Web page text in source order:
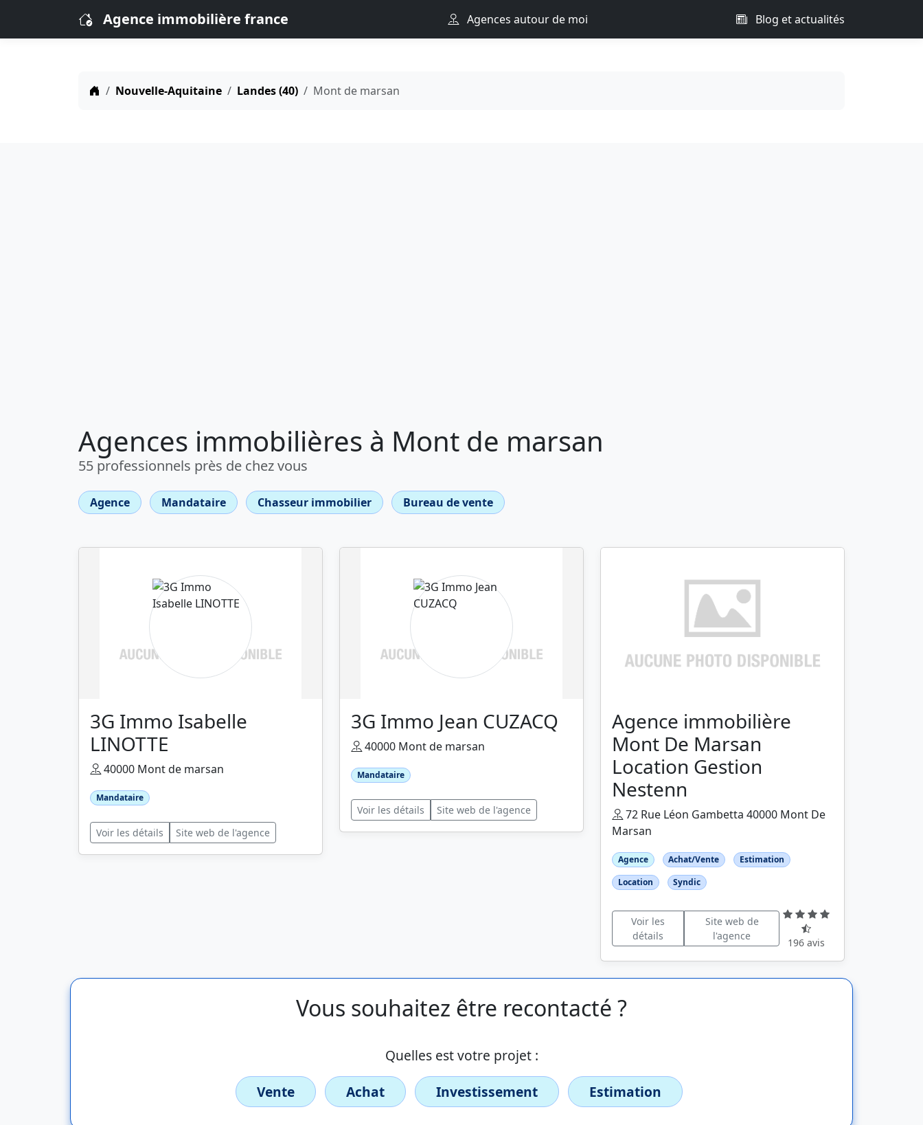
Agence immobilière france Agences autour de moi Blog et actualités
Nouvelle-Aquitaine Landes (40) Mont de marsan
Agences immobilières à Mont de marsan
55 professionnels près de chez vous
Agence Mandataire Chasseur immobilier Bureau de vente
3G Immo Isabelle
LINOTTE
40000 Mont de marsan
Mandataire
Voir les détails Site web de l'agence
3G Immo Jean CUZACQ
40000 Mont de marsan
Mandataire
Voir les détails Site web de l'agence
Agence immobilière
Mont De Marsan
Location Gestion
Nestenn
72 Rue Léon Gambetta 40000 Mont De
Marsan
Agence Achat/Vente
Estimation
Location
Syndic
Voir les
détails
Site web de
l'agence
196 avis
Vous souhaitez être recontacté ?
Quelles est votre projet :
Vente
Achat Investissement Estimation